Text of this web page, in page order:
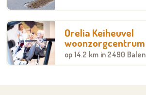
Orelia Keiheuvel
woonzorgcentrum
op 14.2 km in 2490 Balen